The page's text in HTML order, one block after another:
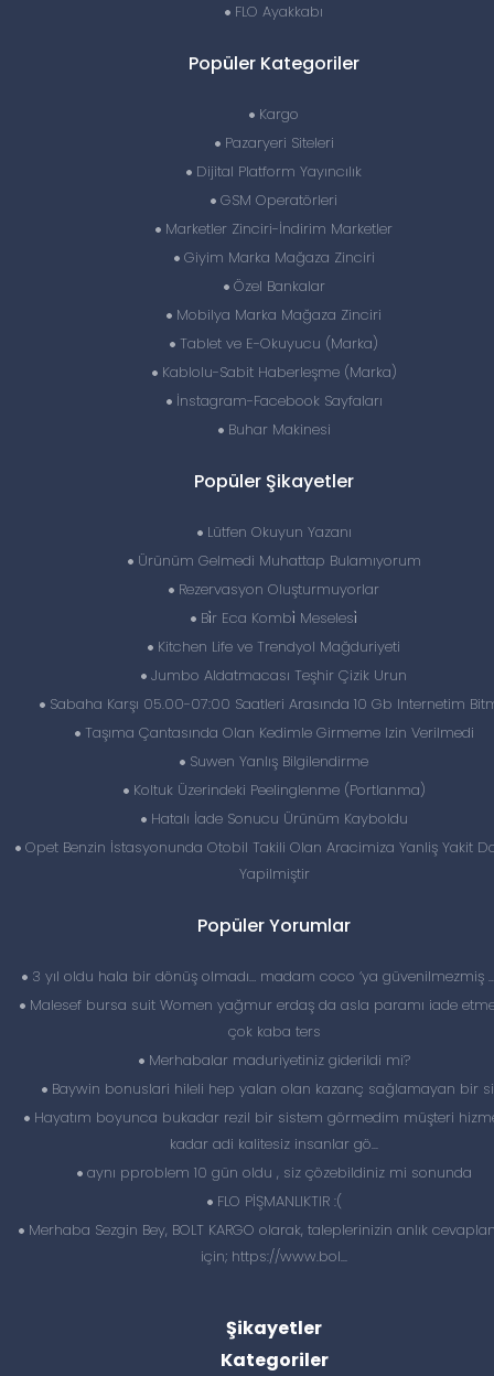
FLO Ayakkabı
Popüler Kategoriler
Kargo
Pazaryeri Siteleri
Dijital Platform Yayıncılık
GSM Operatörleri
Marketler Zinciri-İndirim Marketler
Giyim Marka Mağaza Zinciri
Özel Bankalar
Mobilya Marka Mağaza Zinciri
Tablet ve E-Okuyucu (Marka)
Kablolu-Sabit Haberleşme (Marka)
İnstagram-Facebook Sayfaları
Buhar Makinesi
Popüler Şikayetler
Lütfen Okuyun Yazanı
Ürünüm Gelmedi Muhattap Bulamıyorum
Rezervasyon Oluşturmuyorlar
Bi̇r Eca Kombi̇ Meselesi̇
Kitchen Life ve Trendyol Mağduriyeti
Jumbo Aldatmacası Teşhir Çizik Urun
Sabaha Karşı 05.00-07:00 Saatleri Arasında 10 Gb Internetim
Taşıma Çantasında Olan Kedimle Girmeme Izin Verilmedi
Suwen Yanlış Bilgilendirme
Koltuk Üzerindeki Peelinglenme (Portlanma)
Hatalı İade Sonucu Ürünüm Kayboldu
Opet Benzin İstasyonunda Otobil Takili Olan Aracimiza Yanliş Yakit
Yapilmiştir
Popüler Yorumlar
3 yıl oldu hala bir dönüş olmadı… madam coco ‘ya güvenilmezmiş
Malesef bursa suit Women yağmur erdaş da asla paramı iade
çok kaba ters
Merhabalar maduriyetiniz giderildi mi?
Baywin bonuslari hileli hep yalan olan kazanç sağlamayan bir
Hayatım boyunca bukadar rezil bir sistem görmedim müşteri
kadar adi kalitesiz insanlar gö...
aynı pproblem 10 gün oldu , siz çözebildiniz mi sonunda
FLO PİŞMANLIKTIR :(
Merhaba Sezgin Bey, BOLT KARGO olarak, taleplerinizin anlık
için; https://www.bol...
Şikayetler
Kategoriler